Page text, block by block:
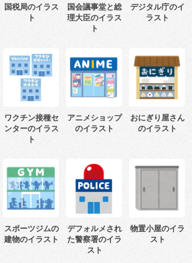
国税局のイラス
ト
国会議事堂と総
理大臣のイラス
ト
デジタル庁のイ
ラスト
ワクチン接種セ
ンターのイラス
ト
アニメショップ
のイラスト
おにぎり屋さん
のイラスト
スポーツジムの
建物のイラスト
デフォルメされ
た警察署のイラ
スト
物置小屋のイラ
スト